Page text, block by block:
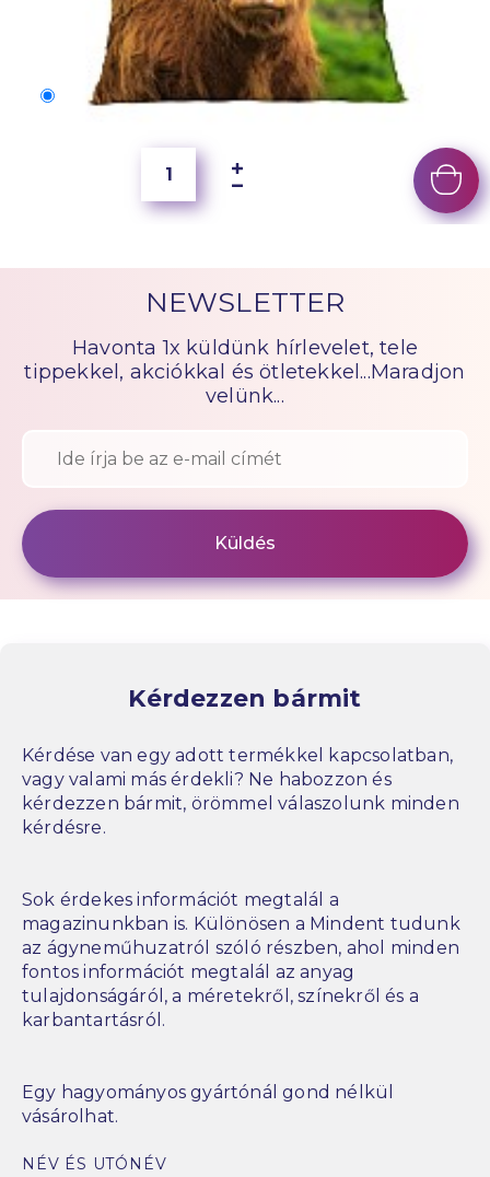
50x40 cm
NEWSLETTER
Havonta 1x küldünk hírlevelet, tele
tippekkel, akciókkal és ötletekkel...Maradjon
velünk...
Kérdezzen bármit
Kérdése van egy adott termékkel kapcsolatban,
vagy valami más érdekli? Ne habozzon és
kérdezzen bármit, örömmel válaszolunk minden
kérdésre.
Sok érdekes információt megtalál a
magazinunkban is. Különösen a Mindent tudunk
az ágyneműhuzatról szóló részben, ahol minden
fontos információt megtalál az anyag
tulajdonságáról, a méretekről, színekről és a
karbantartásról.
Egy hagyományos gyártónál gond nélkül
vásárolhat.
NÉV ÉS UTÓNÉV